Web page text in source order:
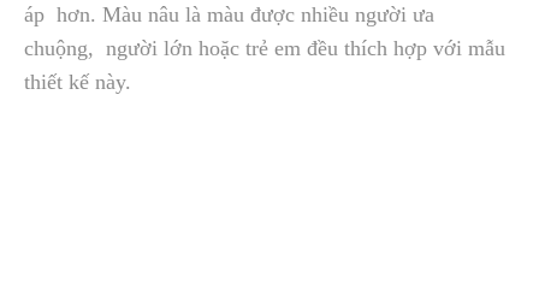
áp hơn. Màu nâu là màu được nhiều người ưa
chuộng, người lớn hoặc trẻ em đều thích hợp với mẫu
thiết kế này.